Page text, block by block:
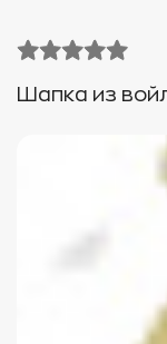
Шапка из